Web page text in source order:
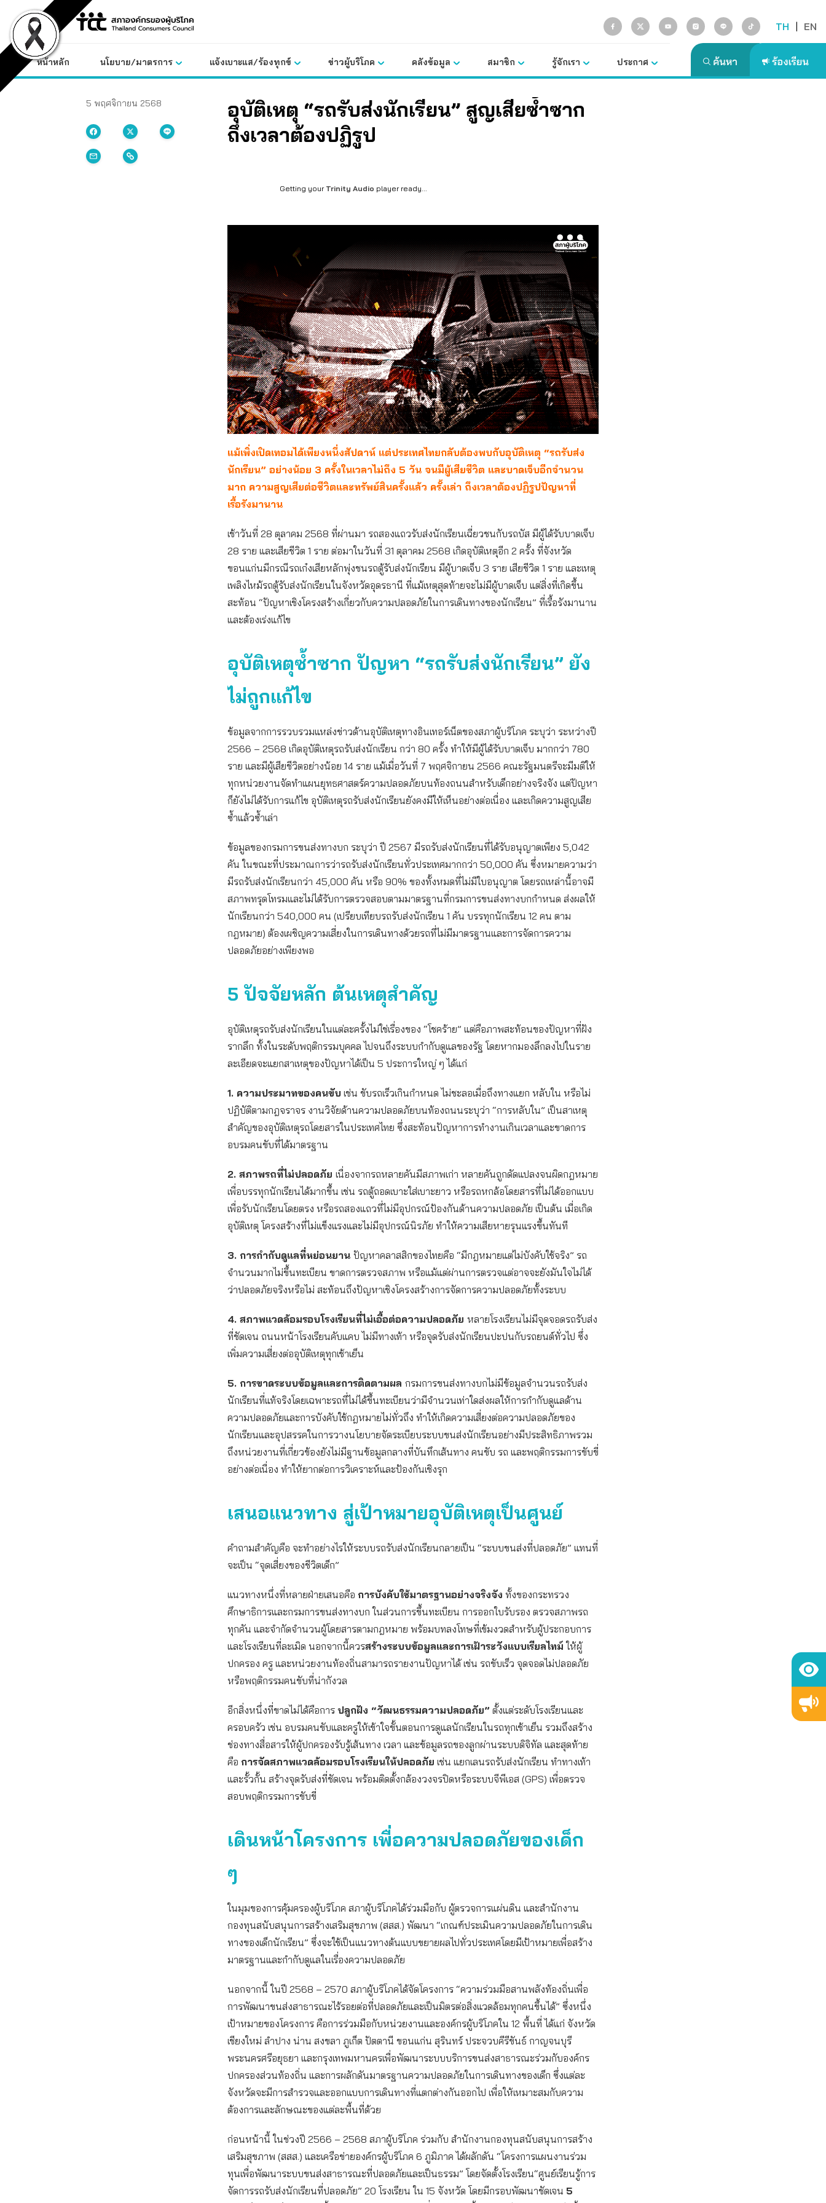
content
TH | EN
หน้าหลัก นโยบาย/มาตรการ แจ้งเบาะแส/ร้องทุกข์ ข่าวผู้บริโภค คลังข้อมูล สมาชิก รู้จักเรา ประกาศ
5 พฤศจิกายน 2568
อุบัติเหตุ “รถรับส่งนักเรียน” สูญเสียซ้ำซาก
ถึงเวลาต้องปฏิรูป
Getting your Trinity Audio player ready...
แม้เพิ่งเปิดเทอมได้เพียงหนึ่งสัปดาห์ แต่ประเทศไทยกลับต้องพบกับอุบัติเหตุ “รถรับส่ง
นักเรียน” อย่างน้อย 3 ครั้งในเวลาไม่ถึง 5 วัน จนมีผู้เสียชีวิต และบาดเจ็บอีกจำนวน
มาก ความสูญเสียต่อชีวิตและทรัพย์สินครั้งแล้ว ครั้งเล่า ถึงเวลาต้องปฏิรูปปัญหาที่
เรื้อรังมานาน
เช้าวันที่ 28 ตุลาคม 2568 ที่ผ่านมา รถสองแถวรับส่งนักเรียนเฉี่ยวชนกับรถบัส มีผู้ได้รับบาดเจ็บ
28 ราย และเสียชีวิต 1 ราย ต่อมาในวันที่ 31 ตุลาคม 2568 เกิดอุบัติเหตุอีก 2 ครั้ง ที่จังหวัด
ขอนแก่นมีกรณีรถเก๋งเสียหลักพุ่งชนรถตู้รับส่งนักเรียน มีผู้บาดเจ็บ 3 ราย เสียชีวิต 1 ราย และเหตุ
เพลิงไหม้รถตู้รับส่งนักเรียนในจังหวัดอุดรธานี ที่แม้เหตุสุดท้ายจะไม่มีผู้บาดเจ็บ แต่สิ่งที่เกิดขึ้น
สะท้อน “ปัญหาเชิงโครงสร้างเกี่ยวกับความปลอดภัยในการเดินทางของนักเรียน” ที่เรื้อรังมานาน
และต้องเร่งแก้ไข
อุบัติเหตุซ้ำซาก ปัญหา “รถรับส่งนักเรียน” ยัง
ไม่ถูกแก้ไข
ข้อมูลจากการรวบรวมแหล่งข่าวด้านอุบัติเหตุทางอินเทอร์เน็ตของสภาผู้บริโภค ระบุว่า ระหว่างปี
2566 – 2568 เกิดอุบัติเหตุรถรับส่งนักเรียน กว่า 80 ครั้ง ทำให้มีผู้ได้รับบาดเจ็บ มากกว่า 780
ราย และมีผู้เสียชีวิตอย่างน้อย 14 ราย แม้เมื่อวันที่ 7 พฤศจิกายน 2566 คณะรัฐมนตรีจะมีมติให้
ทุกหน่วยงานจัดทำแผนยุทธศาสตร์ความปลอดภัยบนท้องถนนสำหรับเด็กอย่างจริงจัง แต่ปัญหา
ก็ยังไม่ได้รับการแก้ไข อุบัติเหตุรถรับส่งนักเรียนยังคงมีให้เห็นอย่างต่อเนื่อง และเกิดความสูญเสีย
ซ้ำแล้วซ้ำเล่า
ข้อมูลของกรมการขนส่งทางบก ระบุว่า ปี 2567 มีรถรับส่งนักเรียนที่ได้รับอนุญาตเพียง 5,042
คัน ในขณะที่ประมาณการว่ารถรับส่งนักเรียนทั่วประเทศมากกว่า 50,000 คัน ซึ่งหมายความว่า
มีรถรับส่งนักเรียนกว่า 45,000 คัน หรือ 90% ของทั้งหมดที่ไม่มีใบอนุญาต โดยรถเหล่านี้อาจมี
สภาพทรุดโทรมและไม่ได้รับการตรวจสอบตามมาตรฐานที่กรมการขนส่งทางบกกำหนด ส่งผลให้
นักเรียนกว่า 540,000 คน (เปรียบเทียบรถรับส่งนักเรียน 1 คัน บรรทุกนักเรียน 12 คน ตาม
กฎหมาย) ต้องเผชิญความเสี่ยงในการเดินทางด้วยรถที่ไม่มีมาตรฐานและการจัดการความ
ปลอดภัยอย่างเพียงพอ
5 ปัจจัยหลัก ต้นเหตุสำคัญ
อุบัติเหตุรถรับส่งนักเรียนในแต่ละครั้งไม่ใช่เรื่องของ “โชคร้าย” แต่คือภาพสะท้อนของปัญหาที่ฝัง
รากลึก ทั้งในระดับพฤติกรรมบุคคล ไปจนถึงระบบกำกับดูแลของรัฐ โดยหากมองลึกลงไปในราย
ละเอียดจะแยกสาเหตุของปัญหาได้เป็น 5 ประการใหญ่ ๆ ได้แก่
1. ความประมาทของคนขับ เช่น ขับรถเร็วเกินกำหนด ไม่ชะลอเมื่อถึงทางแยก หลับใน หรือไม่
ปฏิบัติตามกฎจราจร งานวิจัยด้านความปลอดภัยบนท้องถนนระบุว่า “การหลับใน” เป็นสาเหตุ
สำคัญของอุบัติเหตุรถโดยสารในประเทศไทย ซึ่งสะท้อนปัญหาการทำงานเกินเวลาและขาดการ
อบรมคนขับที่ได้มาตรฐาน
2. สภาพรถที่ไม่ปลอดภัย เนื่องจากรถหลายคันมีสภาพเก่า หลายคันถูกดัดแปลงจนผิดกฎหมาย
เพื่อบรรทุกนักเรียนได้มากขึ้น เช่น รถตู้ถอดเบาะใส่เบาะยาว หรือรถหกล้อโดยสารที่ไม่ได้ออกแบบ
เพื่อรับนักเรียนโดยตรง หรือรถสองแถวที่ไม่มีอุปกรณ์ป้องกันด้านความปลอดภัย เป็นต้น เมื่อเกิด
อุบัติเหตุ โครงสร้างที่ไม่แข็งแรงและไม่มีอุปกรณ์นิรภัย ทำให้ความเสียหายรุนแรงขึ้นทันที
3. การกำกับดูแลที่หย่อนยาน ปัญหาคลาสสิกของไทยคือ “มีกฎหมายแต่ไม่บังคับใช้จริง” รถ
จำนวนมากไม่ขึ้นทะเบียน ขาดการตรวจสภาพ หรือแม้แต่ผ่านการตรวจแต่อาจจะยังมันใจไม่ได้
ว่าปลอดภัยจริงหรือไม่ สะท้อนถึงปัญหาเชิงโครงสร้างการจัดการความปลอดภัยทั้งระบบ
4. สภาพแวดล้อมรอบโรงเรียนที่ไม่เอื้อต่อความปลอดภัย หลายโรงเรียนไม่มีจุดจอดรถรับส่ง
ที่ชัดเจน ถนนหน้าโรงเรียนคับแคบ ไม่มีทางเท้า หรือจุดรับส่งนักเรียนปะปนกับรถยนต์ทั่วไป ซึ่ง
เพิ่มความเสี่ยงต่ออุบัติเหตุทุกเช้าเย็น
5. การขาดระบบข้อมูลและการติดตามผล กรมการขนส่งทางบกไม่มีข้อมูลจำนวนรถรับส่ง
นักเรียนที่แท้จริงโดยเฉพาะรถที่ไม่ได้ขึ้นทะเบียนว่ามีจำนวนเท่าใดส่งผลให้การกำกับดูแลด้าน
ความปลอดภัยและการบังคับใช้กฎหมายไม่ทั่วถึง ทำให้เกิดความเสี่ยงต่อความปลอดภัยของ
นักเรียนและอุปสรรคในการวางนโยบายจัดระเบียบระบบขนส่งนักเรียนอย่างมีประสิทธิภาพรวม
ถึงหน่วยงานที่เกี่ยวข้องยังไม่มีฐานข้อมูลกลางที่บันทึกเส้นทาง คนขับ รถ และพฤติกรรมการขับขี่
อย่างต่อเนื่อง ทำให้ยากต่อการวิเคราะห์และป้องกันเชิงรุก
เสนอแนวทาง สู่เป้าหมายอุบัติเหตุเป็นศูนย์
คำถามสำคัญคือ จะทำอย่างไรให้ระบบรถรับส่งนักเรียนกลายเป็น “ระบบขนส่งที่ปลอดภัย” แทนที่
จะเป็น “จุดเสี่ยงของชีวิตเด็ก”
แนวทางหนึ่งที่หลายฝ่ายเสนอคือ การบังคับใช้มาตรฐานอย่างจริงจัง ทั้งของกระทรวง
ศึกษาธิการและกรมการขนส่งทางบก ในส่วนการขึ้นทะเบียน การออกใบรับรอง ตรวจสภาพรถ
ทุกคัน และจำกัดจำนวนผู้โดยสารตามกฎหมาย พร้อมบทลงโทษที่เข้มงวดสำหรับผู้ประกอบการ
และโรงเรียนที่ละเมิด นอกจากนี้ควรสร้างระบบข้อมูลและการเฝ้าระวังแบบเรียลไทม์ ให้ผู้
ปกครอง ครู และหน่วยงานท้องถิ่นสามารถรายงานปัญหาได้ เช่น รถขับเร็ว จุดจอดไม่ปลอดภัย
หรือพฤติกรรมคนขับที่น่ากังวล
อีกสิ่งหนึ่งที่ขาดไม่ได้คือการ ปลูกฝัง “วัฒนธรรมความปลอดภัย” ตั้งแต่ระดับโรงเรียนและ
ครอบครัว เช่น อบรมคนขับและครูให้เข้าใจขั้นตอนการดูแลนักเรียนในรถทุกเช้าเย็น รวมถึงสร้าง
ช่องทางสื่อสารให้ผู้ปกครองรับรู้เส้นทาง เวลา และข้อมูลรถของลูกผ่านระบบดิจิทัล และสุดท้าย
คือ การจัดสภาพแวดล้อมรอบโรงเรียนให้ปลอดภัย เช่น แยกเลนรถรับส่งนักเรียน ทำทางเท้า
และรั้วกั้น สร้างจุดรับส่งที่ชัดเจน พร้อมติดตั้งกล้องวงจรปิดหรือระบบจีพีเอส (GPS) เพื่อตรวจ
สอบพฤติกรรมการขับขี่
เดินหน้าโครงการ เพื่อความปลอดภัยของเด็ก
ๆ
ในมุมของการคุ้มครองผู้บริโภค สภาผู้บริโภคได้ร่วมมือกับ ผู้ตรวจการแผ่นดิน และสำนักงาน
กองทุนสนับสนุนการสร้างเสริมสุขภาพ (สสส.) พัฒนา “เกณฑ์ประเมินความปลอดภัยในการเดิน
ทางของเด็กนักเรียน” ซึ่งจะใช้เป็นแนวทางต้นแบบขยายผลไปทั่วประเทศโดยมีเป้าหมายเพื่อสร้าง
มาตรฐานและกำกับดูแลในเรื่องความปลอดภัย
นอกจากนี้ ในปี 2568 – 2570 สภาผู้บริโภคได้จัดโครงการ “ความร่วมมือสานพลังท้องถิ่นเพื่อ
การพัฒนาขนส่งสาธารณะไร้รอยต่อที่ปลอดภัยและเป็นมิตรต่อสิ่งแวดล้อมทุกคนขึ้นได้” ซึ่งหนึ่ง
เป้าหมายของโครงการ คือการร่วมมือกับหน่วยงานและองค์กรผู้บริโภคใน 12 พื้นที่ ได้แก่ จังหวัด
เชียงใหม่ ลำปาง น่าน สงขลา ภูเก็ต ปัตตานี ขอนแก่น สุรินทร์ ประจวบคีรีขันธ์ กาญจนบุรี
พระนครศรีอยุธยา และกรุงเทพมหานครเพื่อพัฒนาระบบบริการขนส่งสาธารณะร่วมกับองค์กร
ปกครองส่วนท้องถิ่น และการผลักดันมาตรฐานความปลอดภัยในการเดินทางของเด็ก ซึ่งแต่ละ
จังหวัดจะมีการสำรวจและออกแบบการเดินทางที่แตกต่างกันออกไป เพื่อให้เหมาะสมกับความ
ต้องการและลักษณะของแต่ละพื้นที่ด้วย
ก่อนหน้านี้ ในช่วงปี 2566 – 2568 สภาผู้บริโภค ร่วมกับ สำนักงานกองทุนสนับสนุนการสร้าง
เสริมสุขภาพ (สสส.) และเครือข่ายองค์กรผู้บริโภค 6 ภูมิภาค ได้ผลักดัน “โครงการแผนงานร่วม
ทุนเพื่อพัฒนาระบบขนส่งสาธารณะที่ปลอดภัยและเป็นธรรม” โดยจัดตั้งโรงเรียน“ศูนย์เรียนรู้การ
จัดการรถรับส่งนักเรียนที่ปลอดภัย” 20 โรงเรียน ใน 15 จังหวัด โดยมีกรอบพัฒนาชัดเจน 5